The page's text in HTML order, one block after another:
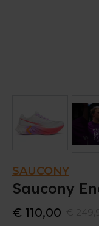
SAUCONY
Saucony
€ 110,00